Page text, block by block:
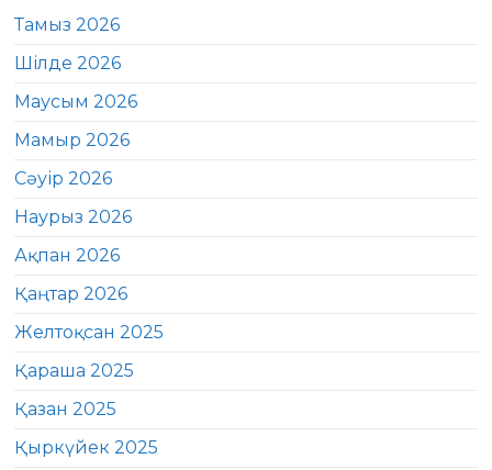
Тамыз 2026
Шілде 2026
Маусым 2026
Мамыр 2026
Сәуір 2026
Наурыз 2026
Ақпан 2026
Қаңтар 2026
Желтоқсан 2025
Қараша 2025
Қазан 2025
Қыркүйек 2025